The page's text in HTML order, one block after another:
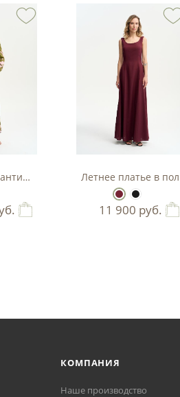
стиле Летнее платье в пол
11 900 руб.
КОМПАНИЯ
Наше производство